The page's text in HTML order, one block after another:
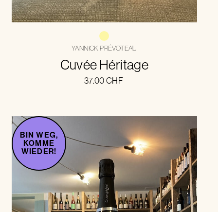
YANNICK PRÉVOTEAU
Cuvée Héritage
37.00CHF
BIN WEG,
KOMME
WIEDER!